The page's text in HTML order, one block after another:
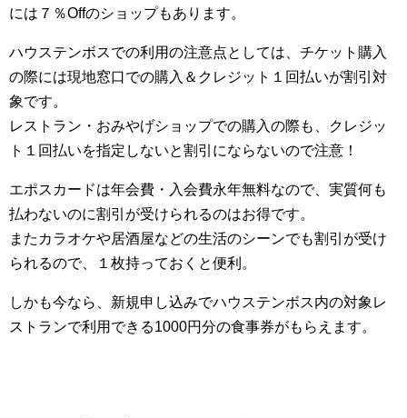
には７％Offのショップもあります。
ハウステンボスでの利用の注意点としては、チケット購入
の際には現地窓口での購入＆クレジット１回払いが割引対
象です。
レストラン・おみやげショップでの購入の際も、クレジッ
ト１回払いを指定しないと割引にならないので注意！
エポスカードは年会費・入会費永年無料なので、実質何も
払わないのに割引が受けられるのはお得です。
またカラオケや居酒屋などの生活のシーンでも割引が受け
られるので、１枚持っておくと便利。
しかも今なら、新規申し込みでハウステンボス内の対象レ
ストランで利用できる1000円分の食事券がもらえます。